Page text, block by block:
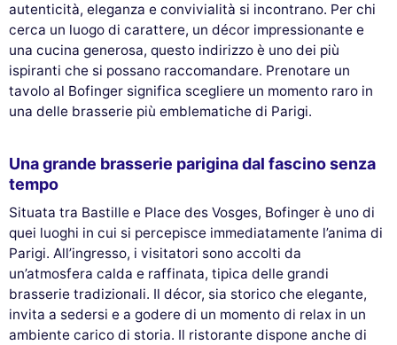
autenticità, eleganza e convivialità si incontrano. Per chi
cerca un luogo di carattere, un décor impressionante e
una cucina generosa, questo indirizzo è uno dei più
ispiranti che si possano raccomandare. Prenotare un
tavolo al Bofinger significa scegliere un momento raro in
una delle brasserie più emblematiche di Parigi.
Una grande brasserie parigina dal fascino senza
tempo
Situata tra Bastille e Place des Vosges, Bofinger è uno di
quei luoghi in cui si percepisce immediatamente l’anima di
Parigi. All’ingresso, i visitatori sono accolti da
un’atmosfera calda e raffinata, tipica delle grandi
brasserie tradizionali. Il décor, sia storico che elegante,
invita a sedersi e a godere di un momento di relax in un
ambiente carico di storia. Il ristorante dispone anche di